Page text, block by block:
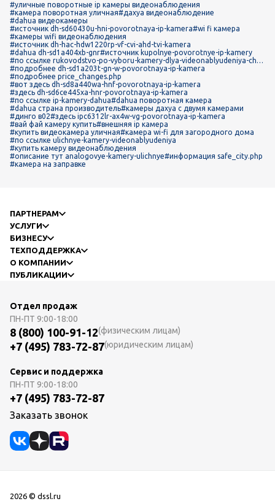
#уличные поворотные ip камеры видеонаблюдения
#камера поворотная уличная#дахуа видеонаблюдение
#dahua видеокамеры
#источник dh-sd60430u-hni-povorotnaya-ip-kamera#wi fi камера
#камеры wifi видеонаблюдения
#источник dh-hac-hdw1220rp-vf-cvi-ahd-tvi-kamera
#dahua dh-sd1a404xb-gnr#источник kupolnye-povorotnye-ip-kamery
#по ссылке rukovodstvo-po-vyboru-kamery-dlya-videonablyudeniya-chto
-vazhno-znat-pered-pokupkoy
#подробнее dh-sd1a203t-gn-w-povorotnaya-ip-kamera
#подробнее price_changes.php
#вот здесь dh-sd8a440wa-hnf-povorotnaya-ip-kamera
#здесь dh-sd6ce445xa-hnr-povorotnaya-ip-kamera
#по ссылке ip-kamery-dahua#dahua поворотная камера
#dahua страна производитель#камеры дахуа с двумя камерами
#динго в02#здесь ipc6312lr-ax4w-vg-povorotnaya-ip-kamera
#вай фай камеру купить#внешняя ip камера
#купить видеокамера уличная#камера wi-fi для загородного дома
#по ссылке ulichnye-kamery-videonablyudeniya
#купить камеру видеонаблюдения
#описание тут analogovye-kamery-ulichnye#информация safe_city.php
#камера на заправке
ПАРТНЕРАМ
УСЛУГИ
БИЗНЕСУ
ТЕХПОДДЕРЖКА
О КОМПАНИИ
ПУБЛИКАЦИИ
Отдел продаж
ПН-ПТ 9:00-18:00
8 (800) 100-91-12(физическим лицам)
+7 (495) 783-72-87(юридическим лицам)
Сервис и поддержка
ПН-ПТ 9:00-18:00
+7 (495) 783-72-87
Заказать звонок
2026 © dssl.ru